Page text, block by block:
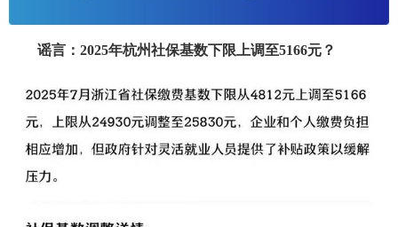
谣言：2025年杭州社保基数下限上调至5166元？